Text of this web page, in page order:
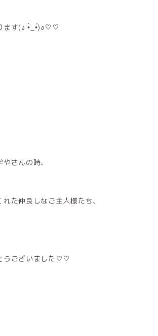
ます(ง •̀_•́)ง♡♡
さんの時、
た仲良しなご主人様たち、
うございました♡♡